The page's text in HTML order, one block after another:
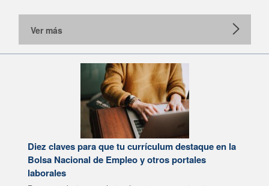
Ver más
Diez claves para que tu currículum destaque en la
Bolsa Nacional de Empleo y otros portales
laborales